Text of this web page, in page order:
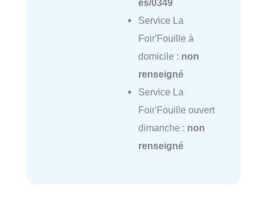
es/0349
Service La
Foir'Fouille à
domicile : non
renseigné
Service La
Foir'Fouille ouvert
dimanche : non
renseigné